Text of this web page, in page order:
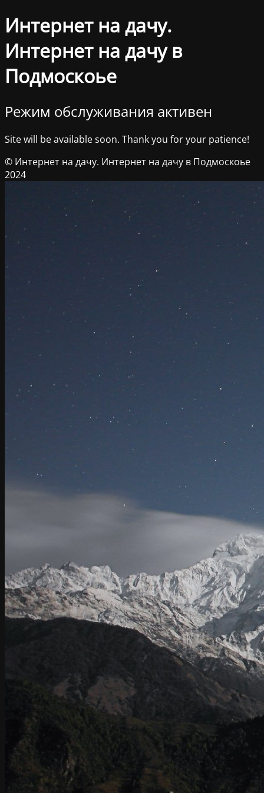
Интернет на дачу.
Интернет на дачу в
Подмоскоье
Режим обслуживания активен
Site will be available soon. Thank you for your patience!
© Интернет на дачу. Интернет на дачу в Подмоскоье
2024